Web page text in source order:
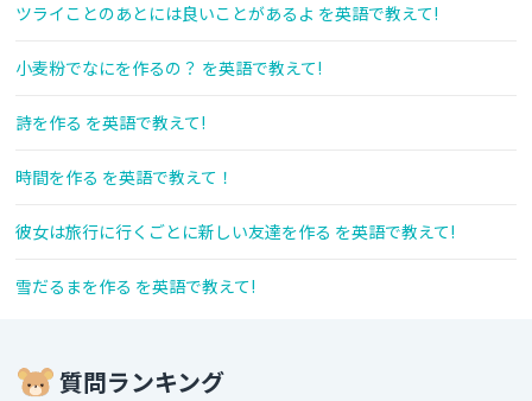
ツライことのあとには良いことがあるよ を英語で教えて!
小麦粉でなにを作るの？ を英語で教えて!
詩を作る を英語で教えて!
時間を作る を英語で教えて！
彼女は旅行に行くごとに新しい友達を作る を英語で教えて!
雪だるまを作る を英語で教えて!
質問ランキング